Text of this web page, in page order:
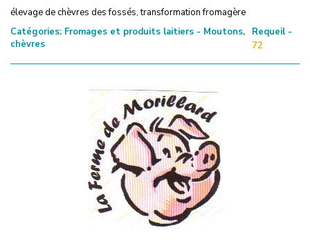
élevage de chèvres des fossés, transformation fromagère
Catégories: Fromages et produits laitiers - Moutons,
chèvres
Requeil -
72